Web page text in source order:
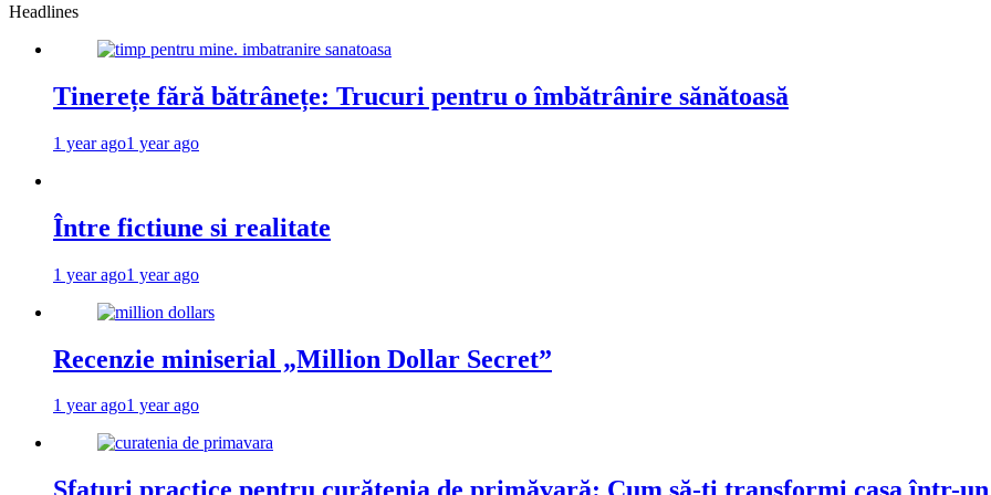
Headlines
Tinerețe fără bătrânețe: Trucuri pentru o îmbătrânire sănătoasă
1 year ago1 year ago
Între fictiune si realitate
1 year ago1 year ago
Recenzie miniserial „Million Dollar Secret”
1 year ago1 year ago